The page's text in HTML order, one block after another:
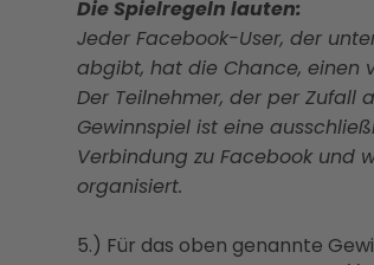
Die Spielregeln lauten:
Jeder Facebook-User, der
abgibt, hat die Chance, einen
Der Teilnehmer, der per Zufall
Gewinnspiel ist eine
Verbindung zu Facebook und
organisiert.
5.) Für das oben genannte